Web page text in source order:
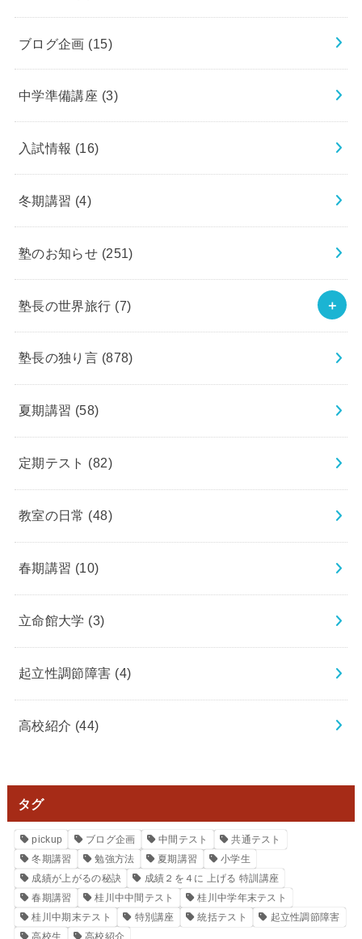
ブログ企画 (15)
中学準備講座 (3)
入試情報 (16)
冬期講習 (4)
塾のお知らせ (251)
塾長の世界旅行 (7)
塾長の独り言 (878)
夏期講習 (58)
定期テスト (82)
教室の日常 (48)
春期講習 (10)
立命館大学 (3)
起立性調節障害 (4)
高校紹介 (44)
タグ
pickup ブログ企画 中間テスト
共通テスト
冬期講習
勉強方法 夏期講習
小学生
成績が上がるの秘訣
成績２を４に 上げる 特訓講座
春期講習
桂川中中間テスト
桂川中学年末テスト
桂川中期末テスト
特別講座 統括テスト
起立性調節障害
高校生
高校紹介